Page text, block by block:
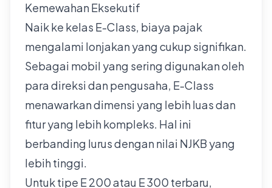
Kemewahan Eksekutif
Naik ke kelas E-Class, biaya pajak
mengalami lonjakan yang cukup signifikan.
Sebagai mobil yang sering digunakan oleh
para direksi dan pengusaha, E-Class
menawarkan dimensi yang lebih luas dan
fitur yang lebih kompleks. Hal ini
berbanding lurus dengan nilai NJKB yang
lebih tinggi.
Untuk tipe E 200 atau E 300 terbaru,